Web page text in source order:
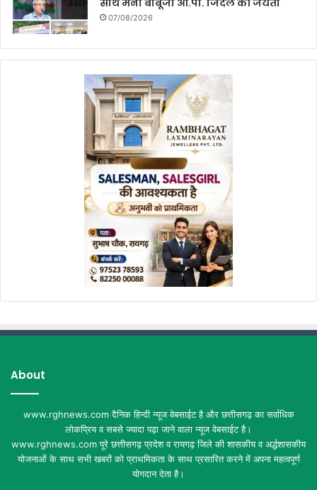
साथ मनी बाबूजी ओ.पी. जिंदल की जयंती
07/08/2026
About
www.rghnews.com दैनिक हिन्दी न्यूज वेबसाईट है और छत्तीसगढ़ का सर्वाधिक
लोकप्रिय व सबसे ज्यादा पढ़ा जाने वाला न्यूज वेबसाईट है।
www.rghnews.com पूरे छत्तीसगढ़ प्रदेश व रायगढ़ जिले की शासकीय व अर्द्धशासकीय
योजनाओं के साथ सभी खबरों को प्राथमिकता के साथ प्रसारित करने में अपना महत्वपूर्ण
योगदान देता है।